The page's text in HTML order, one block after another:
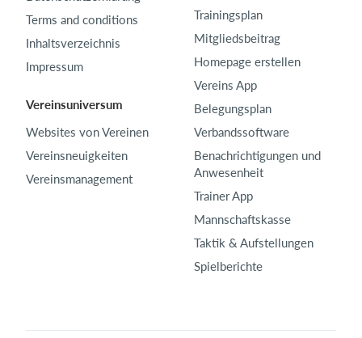
Terms and conditions
Inhaltsverzeichnis
Impressum
Vereinsuniversum
Websites von Vereinen
Vereinsneuigkeiten
Vereinsmanagement
Trainingsplan
Mitgliedsbeitrag
Homepage erstellen
Vereins App
Belegungsplan
Verbandssoftware
Benachrichtigungen und
Anwesenheit
Trainer App
Mannschaftskasse
Taktik & Aufstellungen
Spielberichte